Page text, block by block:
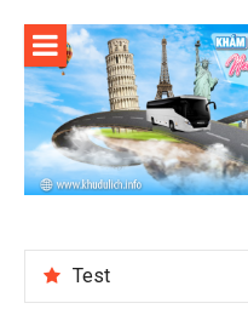
content
Test